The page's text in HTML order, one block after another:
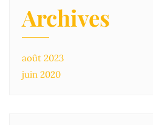
Archives
août 2023
juin 2020